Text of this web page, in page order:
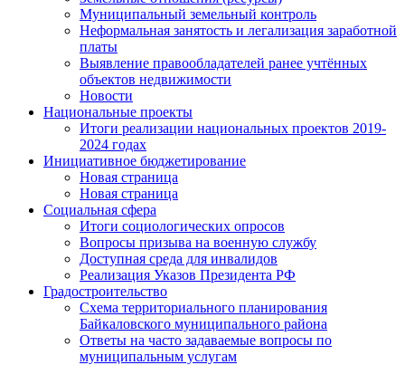
Муниципальный земельный контроль
Неформальная занятость и легализация заработной
платы
Выявление правообладателей ранее учтённых
объектов недвижимости
Новости
Национальные проекты
Итоги реализации национальных проектов 2019-
2024 годах
Инициативное бюджетирование
Новая страница
Новая страница
Социальная сфера
Итоги социологических опросов
Вопросы призыва на военную службу
Доступная среда для инвалидов
Реализация Указов Президента РФ
Градостроительство
Схема территориального планирования
Байкаловского муниципального района
Ответы на часто задаваемые вопросы по
муниципальным услугам